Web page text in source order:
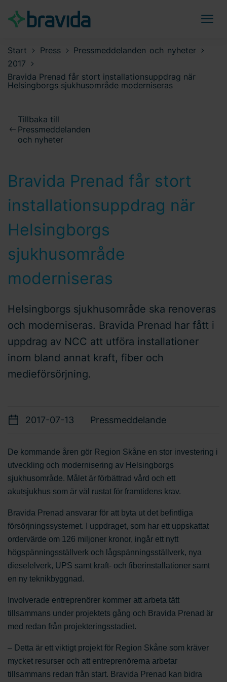
Start Press
Pressmeddelanden och nyheter
2017
Bravida Prenad får stort installationsuppdrag när
Helsingborgs sjukhusområde moderniseras
Tillbaka till
Pressmeddelanden
och nyheter
Bravida Prenad får stort
installationsuppdrag när
Helsingborgs
sjukhusområde
moderniseras
Helsingborgs sjukhusområde ska renoveras
och moderniseras. Bravida Prenad har fått i
uppdrag av NCC att utföra installationer
inom bland annat kraft, fiber och
medieförsörjning.
2017-07-13 Pressmeddelande
De kommande åren gör Region Skåne en stor investering i
utveckling och modernisering av Helsingborgs
sjukhusområde. Målet är förbättrad vård och ett
akutsjukhus som är väl rustat för framtidens krav.
Bravida Prenad ansvarar för att byta ut det befintliga
försörjningssystemet. I uppdraget, som har ett uppskattat
ordervärde om 126 miljoner kronor, ingår ett nytt
högspänningsställverk och lågspänningsställverk, nya
dieselelverk, UPS samt kraft- och fiberinstallationer samt
en ny teknikbyggnad.
Involverade entreprenörer kommer att arbeta tätt
tillsammans under projektets gång och Bravida Prenad är
med redan från projekteringsstadiet.
– Detta är ett viktigt projekt för Region Skåne som kräver
mycket resurser och att entreprenörerna arbetar
tillsammans redan från start. Bravida Prenad kan bidra